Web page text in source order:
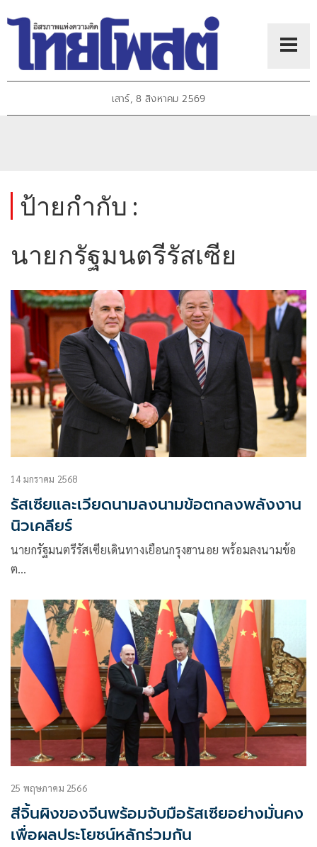
เสาร์, 8 สิงหาคม 2569
ป้ายกำกับ :
นายกรัฐมนตรีรัสเซีย
14 มกราคม 2568
รัสเซียและเวียดนามลงนามข้อตกลงพลังงาน
นิวเคลียร์
นายกรัฐมนตรีรัสเซียเดินทางเยือนกรุงฮานอย พร้อมลงนามข้อ
ต…
25 พฤษภาคม 2566
สีจิ้นผิงของจีนพร้อมจับมือรัสเซียอย่างมั่นคง
เพื่อผลประโยชน์หลักร่วมกัน